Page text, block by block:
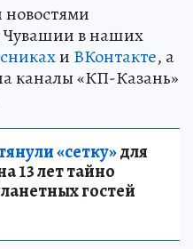
новостями
Чувашии в наших
и ВКонтакте, а
каналы «КП-Казань»
«сетку»для
13 лет тайно
гостей